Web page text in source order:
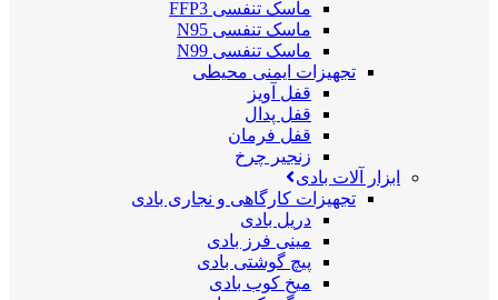
ماسک تنفسی FFP3
ماسک تنفسی N95
ماسک تنفسی N99
تجهیزات ایمنی محیطی
قفل آویز
قفل پدال
قفل فرمان
زنجیر چرخ
ابزار آلات بادی
تجهیزات کارگاهی و نجاری بادی
دریل بادی
مینی فرز بادی
پیچ گوشتی بادی
میخ کوب بادی